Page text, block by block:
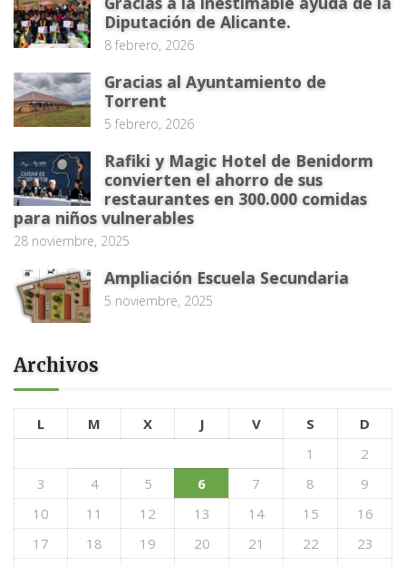
Diputación de Alicante.
8 febrero, 2026
Gracias al Ayuntamiento de
Torrent
5 febrero, 2026
Rafiki y Magic Hotel de Benidorm
convierten el ahorro de sus
restaurantes en 300.000 comidas
para niños vulnerables
28 noviembre, 2025
Ampliación Escuela Secundaria
5 noviembre, 2025
Archivos
L M X J V S
D
1
2
3
4 5 6 7 8
9
10
11 12 13 14 15
16
17
18 19 20 21 22
23